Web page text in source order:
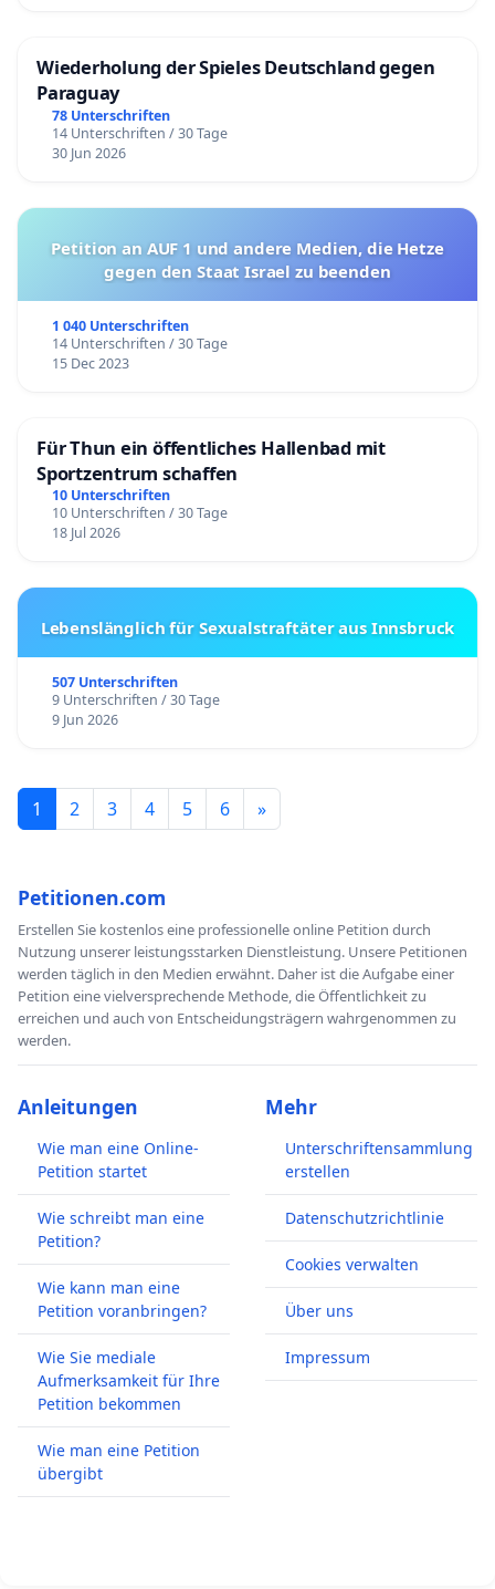
Wiederholung der Spieles Deutschland gegen
Paraguay
78 Unterschriften
14 Unterschriften / 30 Tage
30 Jun 2026
Petition an AUF 1 und andere Medien, die Hetze
gegen den Staat Israel zu beenden
1 040 Unterschriften
14 Unterschriften / 30 Tage
15 Dec 2023
Für Thun ein öffentliches Hallenbad mit
Sportzentrum schaffen
10 Unterschriften
10 Unterschriften / 30 Tage
18 Jul 2026
Lebenslänglich für Sexualstraftäter aus Innsbruck
507 Unterschriften
9 Unterschriften / 30 Tage
9 Jun 2026
1 2 3 4 5 6 »
Petitionen.com
Erstellen Sie kostenlos eine professionelle online Petition durch
Nutzung unserer leistungsstarken Dienstleistung. Unsere Petitionen
werden täglich in den Medien erwähnt. Daher ist die Aufgabe einer
Petition eine vielversprechende Methode, die Öffentlichkeit zu
erreichen und auch von Entscheidungsträgern wahrgenommen zu
werden.
Anleitungen
Wie man eine Online-
Petition startet
Wie schreibt man eine
Petition?
Wie kann man eine
Petition voranbringen?
Wie Sie mediale
Aufmerksamkeit für Ihre
Petition bekommen
Wie man eine Petition
übergibt
Mehr
Unterschriftensammlung
erstellen
Datenschutzrichtlinie
Cookies verwalten
Über uns
Impressum